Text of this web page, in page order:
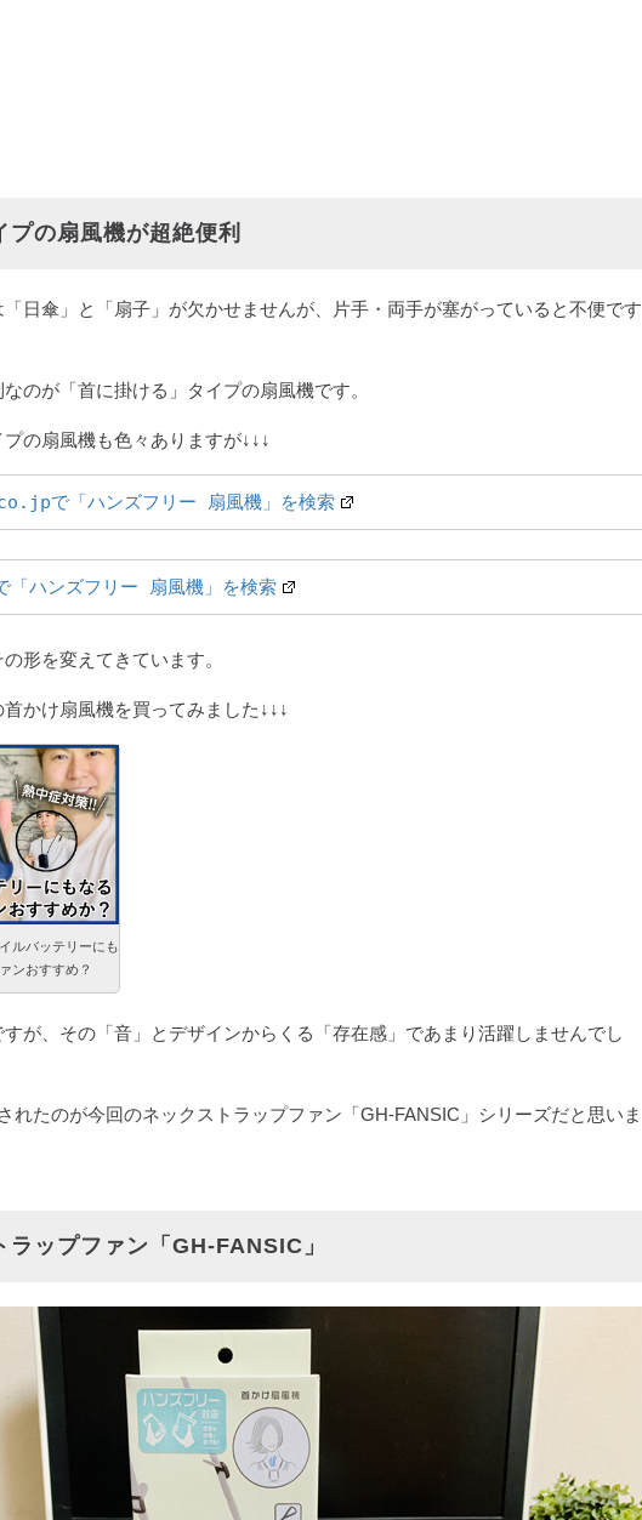
プの扇風機が超絶便利
日傘」と「扇子」が欠かせませんが、片手・両手が塞がっていると不便です
のが「首に掛ける」タイプの扇風機です。
の扇風機も色々ありますが↓↓↓
で「ハンズフリー 扇風機」を検索
「ハンズフリー 扇風機」を検索
形を変えてきています。
かけ扇風機を買ってみました↓↓↓
ルバッテリーにも
ンおすすめ？
が、その「音」とデザインからくる「存在感」であまり活躍しませんでし
れたのが今回のネックストラップファン「GH-FANSIC」シリーズだと思いま
ラップファン「GH-FANSIC」